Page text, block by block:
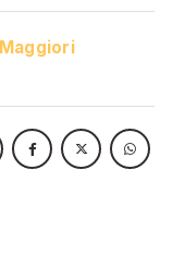
Maggiori